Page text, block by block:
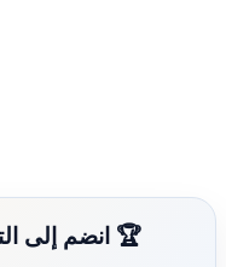
🏆 انضم إلى